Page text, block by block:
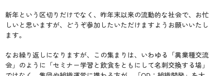
新年という区切りだけでなく、昨年末以来の流動的な社会で、お忙
しいと思いますが、どうぞ参加したいただけますようお願いいたし
ます。
なお繰り返しになりますが、この集まりは、いわゆる「異業種交流
会」のように「セミナー学習と飲食をともにして名刺交換する場」